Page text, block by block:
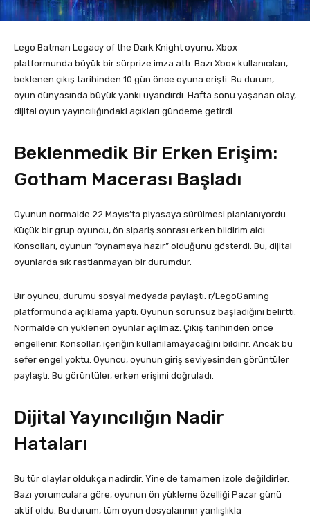
Lego Batman Legacy of the Dark Knight oyunu, Xbox
platformunda büyük bir sürprize imza attı. Bazı Xbox kullanıcıları,
beklenen çıkış tarihinden 10 gün önce oyuna erişti. Bu durum,
oyun dünyasında büyük yankı uyandırdı. Hafta sonu yaşanan olay,
dijital oyun yayıncılığındaki açıkları gündeme getirdi.
Beklenmedik Bir Erken Erişim:
Gotham Macerası Başladı
Oyunun normalde 22 Mayıs’ta piyasaya sürülmesi planlanıyordu.
Küçük bir grup oyuncu, ön sipariş sonrası erken bildirim aldı.
Konsolları, oyunun “oynamaya hazır” olduğunu gösterdi. Bu, dijital
oyunlarda sık rastlanmayan bir durumdur.
Bir oyuncu, durumu sosyal medyada paylaştı. r/LegoGaming
platformunda açıklama yaptı. Oyunun sorunsuz başladığını belirtti.
Normalde ön yüklenen oyunlar açılmaz. Çıkış tarihinden önce
engellenir. Konsollar, içeriğin kullanılamayacağını bildirir. Ancak bu
sefer engel yoktu. Oyuncu, oyunun giriş seviyesinden görüntüler
paylaştı. Bu görüntüler, erken erişimi doğruladı.
Dijital Yayıncılığın Nadir
Hataları
Bu tür olaylar oldukça nadirdir. Yine de tamamen izole değildirler.
Bazı yorumculara göre, oyunun ön yükleme özelliği Pazar günü
aktif oldu. Bu durum, tüm oyun dosyalarının yanlışlıkla